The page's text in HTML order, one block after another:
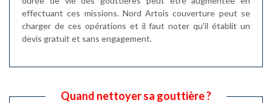
effectuant ces missions. Nord Artois couverture peut se
charger de ces opérations et il faut noter qu'il établit un
devis gratuit et sans engagement.
Quand nettoyer sa gouttière ?